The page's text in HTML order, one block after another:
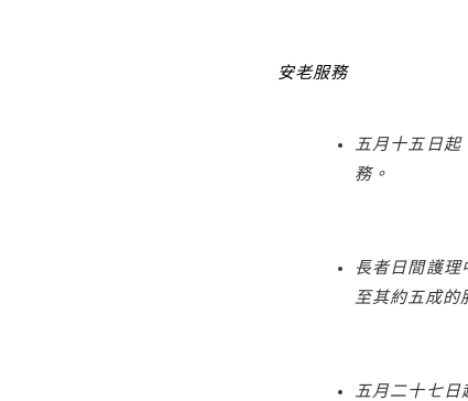
安老服務
五月十五日
務。
長者日間護
至其約五成的
五月二十七